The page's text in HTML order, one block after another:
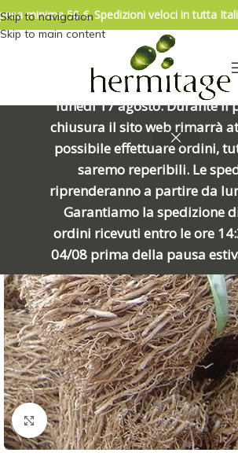
04/08/2026. IMPORTANTE, SI
LEGGERE: Venerdì 7 agosto
15:00 chiuderemo per una
pausa e riapriremo alle ore
lunedì 17 agosto. Durante il
chiusura il sito web rimarrà
possibile effettuare ordini,
saremo reperibili. Le
riprenderanno a partire da
Garantiamo la spedizione
ordini ricevuti entro le ore
04/08 prima della pausa
Skip to navigation
Skip to main content
minima 50 €. Spedizioni veloci in tutta
Click to enlarge